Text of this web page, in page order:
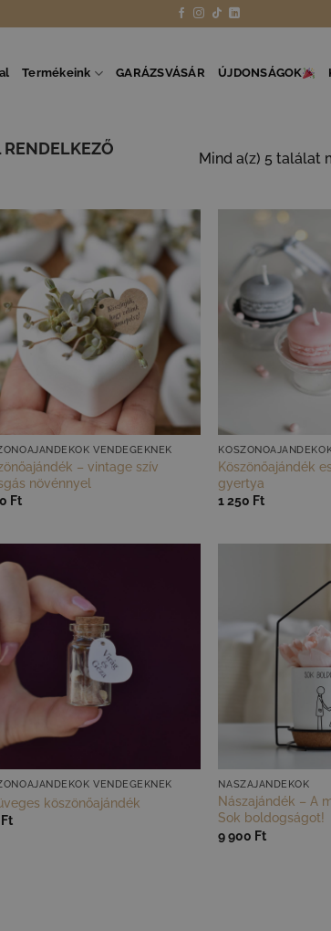
Termékeink GARÁZSVÁSÁR ÚJDONSÁGOK
RENDELKEZŐ
Mind a(z) 5 találat
VENDÉGEKNEK
– vintage szív
növénnyel
Ft
Köszönőajándék
gyertya
1 250 Ft
VENDÉGEKNEK
köszönőajándék
Ft
NÁSZAJÁNDÉKOK
Nászajándék – A
Sok boldogságot!
9 900 Ft